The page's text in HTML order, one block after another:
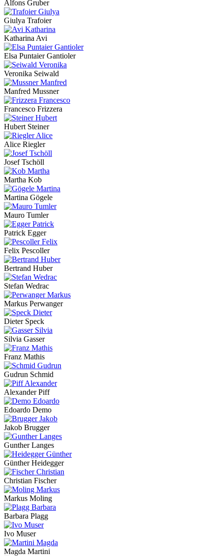
Alfons Gruber
Giulya Trafoier
Katharina Avi
Elsa Puntaier Gantioler
Veronika Seiwald
Manfred Mussner
Francesco Frizzera
Hubert Steiner
Alice Riegler
Josef Tschöll
Martha Kob
Martina Gögele
Mauro Tumler
Patrick Egger
Felix Pescoller
Bertrand Huber
Stefan Wedrac
Markus Perwanger
Dieter Speck
Silvia Gasser
Franz Mathis
Gudrun Schmid
Alexander Piff
Edoardo Demo
Jakob Brugger
Gunther Langes
Günther Heidegger
Christian Fischer
Markus Moling
Barbara Plagg
Ivo Muser
Magda Martini